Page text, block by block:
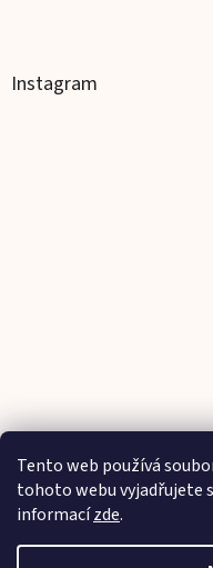
Tento web používá
tohoto webu vyjadřujete
informacízde.
Instagram
Sledovat na